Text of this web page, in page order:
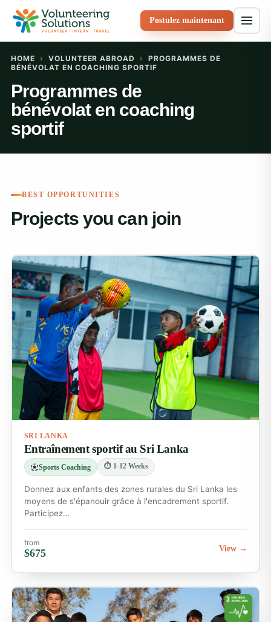
Postulez maintenant
HOME › VOLUNTEER ABROAD ›
PROGRAMMES DE
BÉNÉVOLAT EN COACHING SPORTIF
Programmes de
bénévolat en coaching
sportif
BEST OPPORTUNITIES
Projects you can join
SRI LANKA
Entraînement sportif au Sri Lanka
Sports Coaching ⏱ 1-12 Weeks
Donnez aux enfants des zones rurales du Sri Lanka les
moyens de s'épanouir grâce à l'encadrement sportif.
Participez…
from
$675 View →